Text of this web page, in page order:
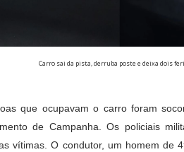
Carro sai da pista, derruba poste e deixa dois
que ocupavam o carro foram
de Campanha. Os policiais
vítimas. O condutor, um homem de